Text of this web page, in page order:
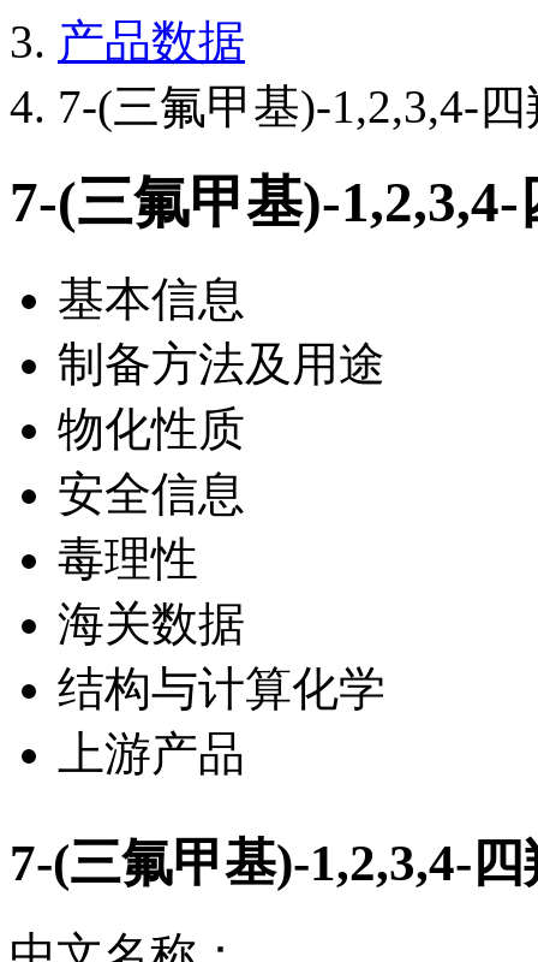
产品数据
7-(三氟甲基)-1,2,3,4-
7-(三氟甲基)-
基本信息
制备方法及用途
物化性质
安全信息
毒理性
海关数据
结构与计算化学
上游产品
7-(三氟甲基)-1,2,3,4-